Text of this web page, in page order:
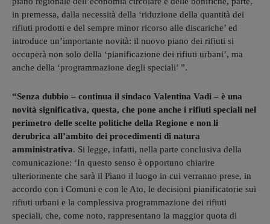
in premessa, dalla necessità della ‘riduzione della quantità dei
rifiuti prodotti e del sempre minor ricorso alle discariche’ ed
introduce un’importante novità: il nuovo piano dei rifiuti si
occuperà non solo della ‘pianificazione dei rifiuti urbani’, ma
anche della ‘programmazione degli speciali’ ”.
“Senza dubbio – continua il sindaco Valentina Vadi – è una
novità significativa, questa, che pone anche i rifiuti speciali nel
perimetro delle scelte politiche della Regione e non li
derubrica all’ambito dei procedimenti di natura
amministrativa. Si legge, infatti, nella parte conclusiva della
comunicazione: ‘In questo senso è opportuno chiarire
ulteriormente che sarà il Piano il luogo in cui verranno prese, in
accordo con i Comuni e con le Ato, le decisioni pianificatorie sui
rifiuti urbani e la complessiva programmazione dei rifiuti
speciali, che, come noto, rappresentano la maggior quota di